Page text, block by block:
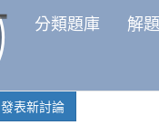
分類題庫 解
發表新討論